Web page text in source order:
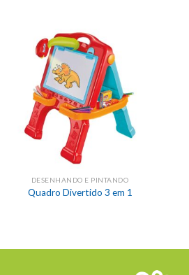
DESENHANDO E PINTANDO
Quadro Divertido 3 em 1